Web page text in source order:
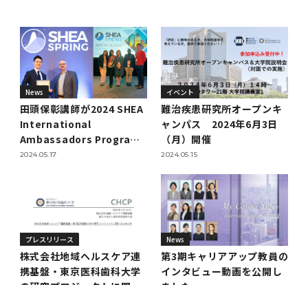
建物沿革
歴代校長及び学長
学生歌
学
教育について
研究について
医療について
世界大学ランキング
キャンパスマップ
運営組織トップ
大学組織一覧
学長・役員
理事･監事
役員会
広報誌・刊行物
広報誌・刊行物トップ
大学紹介動画
大学紹介動画
キャンパスライフ編
統合報告書
広報誌
大学の計画と評価
大学の計画と評価トップ
大学評価の制度についてトップ
概説
1-1．第４期中期目標・中期計画等について【6
年間】
1-1．第４期中期目標・中期計画等について【6
年間】トップ
1-2.年度計画・年度評価等について【第1期～
第3期】
四大学連合
四大学連合憲章等
四大学連合憲章等トップ
複合領域コース(四大学共通)
情報公開・個人情報トップ
情報公開制度
東京医科歯科大学ＳＤＧｓ推進宣言
男性職員の育児休業等取得推進宣言
アドミッション・ポリシー
入試制度
入試制度トップ
入試データ
これまでの学部入試変更点
学部などについて
ILA国府台
医学部
学生生活などについてトップ
授業料・入学料・検定料
イベント
イベントトップ
資料請求
大学院入学案内トップ
募集要項
募集要項トップ
保健衛生学研究科
FAQ
WEB出願
過去の試験問題・入試データ
TOEFL-ITP試験結果（スコアレポート）の返
却について
聴講生・科目等履修生および大学院研究生募集
聴講生・科目等履修生および大学院研究生募集
トップ
医学部
生体材料工学研究所
難治疾患研究所
入学に関するお問い合わせ窓口
令和8年度（2026年度）総合知と癒しの次世代
フロントランナー育成プログラム Science
Tokyo Post-SPRING(医歯学系)春募集につい
て
令和7年度（2025年度）「総合知と癒しの次世
代フロントランナー育成プログラム Science
Tokyo SPRING(医歯学系)」対象学生の春募集
Call for Applications to Science Tokyo
Post-SPRING（MD）Program for the 2026
Academic Year by Eligible Students
(*Spring admission)
令和8年度（2026年度）トップレベルAI研究の
ための共創型エキスパート人材育成プログラム
対象学生（Science Tokyo BOOST（医歯学
系）生）の募集について
令和7年度トップレベルAI研究のための共創型
エキスパート人材育成プログラム対象学生（医
歯学系-BOOST生）の募集について
令和６年度（2024年度）TMDUトップレベル
AI研究のための共創型エキスパート人材育成プ
ログラム 対象学生（TMDU-BOOST生）の募
集について
援制度
CS（クリニシャン・サイエンティスト）養成支
援制度トップ
令和８年度（2026年度）CS（クリニシャン・
サイエンティスト）養成支援制度の募集につい
て
Call for Applications for the Clinician
Scientist (CS) Training Support Program
for Academic Year 2026
授業・カリキュラム
授業・カリキュラムトップ
四大学連合･複合領域コース
履修要項（大学院シラバス）
保健衛生学研究科科目等履修生について
入学料・授業料・奨学金
入学料・授業料・奨学金トップ
授業料・入学料・検定料トップ
授業料・入学料・検定料
入学料・授業料免除・徴収猶予について
(Admission & Tuition
Exemption/Deferment)
留学情報
学生生活サポートトップ
アルバイトについて
各種支援制度
就職・キャリア支援
ポリシー
ポリシートップ
医学部（医学科･保健衛生学科）
大学院医歯学総合研究科
大学院保健衛生学研究科
医学部（医学科･保健衛生学科）
医学部（医学科･保健衛生学科）トップ
保健衛生学科 【看護学専攻】
保健衛生学科 【検査技術学専攻】
歯学部（歯学科･口腔保健学科）
歯学科
口腔保健学科【口腔保健衛生学専攻】
大学院医歯学総合研究科トップ
修士課程 医歯理工保健学専攻
大学院保健衛生学研究科
大学院保健衛生学研究科トップ
歯学部（歯学科･口腔保健学科）
教養部
教養部トップ
ILA国府台担当教員一覧
大学院医歯学総合研究科
修士課程 医歯理工保健学専攻
修士課程 医歯理工保健学専攻トップ
修士課程 医歯理工保健学専攻【医療管理政策
学（MMA）コース】
大学院保健衛生学研究科トップ
研究科長挨拶
寄附講座・寄附部門一覧
ジョイントリサーチ講座・ジョイントリサーチ
部門一覧
歯科（歯系診療部門）
外部資金
外部資金トップ
研究費獲得支援
e-Rad 府省共通研究開発管理システム(外部サ
イト)
科研費電子申請システム(外部サイト)
研究手続き
研究手続きトップ
利益相反申告システム(学外利用時VPN必要)
臨床研究審査委員会申請システム
研究活動
研究情報データベース
機関リポジトリ
研究組織トップ
若手研究者支援センター（YISC）
取り組み・規制
取り組み・規制トップ
事務部
大学基金
受験生 在学生
卒業生
企業・研究者・一般の方
病院をご利用の方
学内サイト EN
News
田頭保彰講師が2024 SHEA
International
Ambassadors Program
でInternational
2024.05.17
イベント
難治疾患研究所オープンキ
ャンパス 2024年6月3日
（月）開催
2024.05.15
プレスリリース
株式会社地域ヘルスケア連
携基盤・東京医科歯科大学
News
第3期キャリアアップ教員の
インタビュー動画を公開し